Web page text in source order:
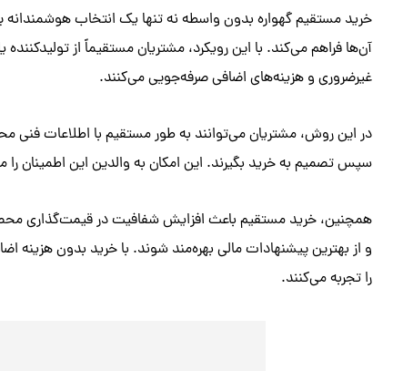
خرید مستقیم گهواره بدون واسطه نه تنها یک انتخاب هوشمندانه
آن‌ها فراهم می‌کند. با این رویکرد، مشتریان مستقیماً از
غیرضروری و هزینه‌های اضافی صرفه‌جویی می‌کنند.
در این روش، مشتریان می‌توانند به طور مستقیم با اطلاعات فنی
سپس تصمیم به خرید بگیرند. این امکان به والدین این اطمینان را
همچنین، خرید مستقیم باعث افزایش شفافیت در قیمت‌گذاری
و از بهترین پیشنهادات مالی بهره‌مند شوند. با خرید بدون
را تجربه می‌کنند.